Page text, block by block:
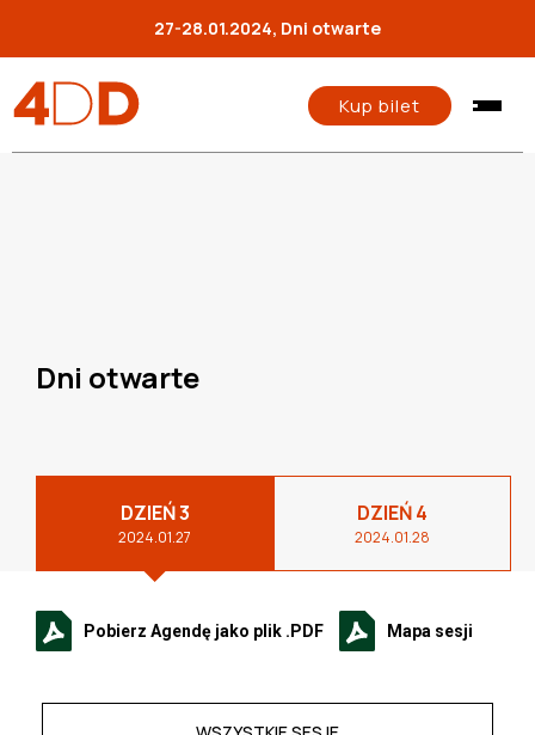
27-28.01.2024, Dni otwarte
Kup bilet
Dni otwarte
DZIEŃ 3
2024.01.27
DZIEŃ 4
2024.01.28
Pobierz Agendę jako plik .PDF Mapa sesji